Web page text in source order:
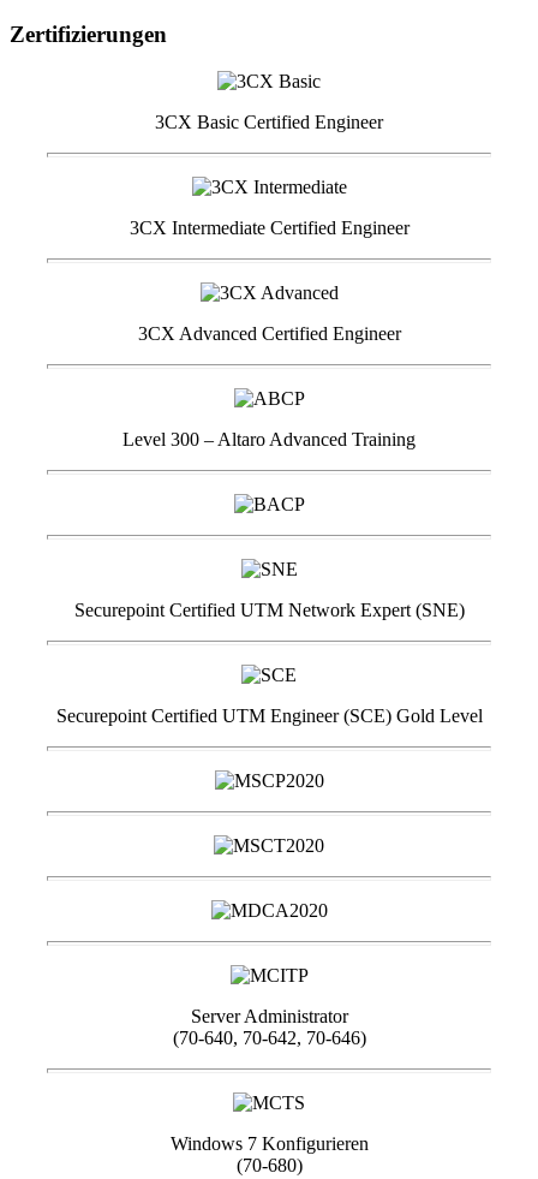
Zertifizierungen
3CX Basic Certified Engineer
3CX Intermediate Certified Engineer
3CX Advanced Certified Engineer
Level 300 – Altaro Advanced Training
Securepoint Certified UTM Network Expert (SNE)
Securepoint Certified UTM Engineer (SCE) Gold Level
Server Administrator
(70-640, 70-642, 70-646)
Windows 7 Konfigurieren
(70-680)